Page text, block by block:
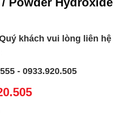
khách vui lòng liên hệ
- 0933.920.505